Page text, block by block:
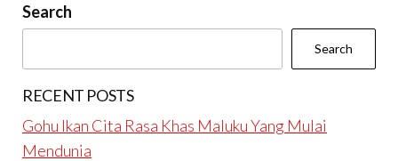
Search
Search
RECENT POSTS
Gohu Ikan Cita Rasa Khas Maluku Yang Mulai
Mendunia